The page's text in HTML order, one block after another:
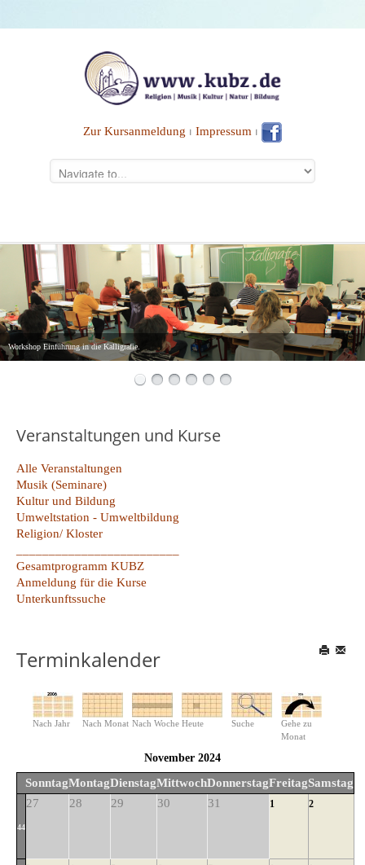
Zur Kursanmeldung ⏐ Impressum ⏐
Workshop Einführung in die Kalligrafie.
Veranstaltungen und Kurse
Alle Veranstaltungen
Musik (Seminare)
Kultur und Bildung
Umweltstation - Umweltbildung
Religion/ Kloster
Gesamtprogramm KUBZ
Anmeldung für die Kurse
Unterkunftssuche
Terminkalender
Nach Jahr Nach Monat Nach Woche Heute Suche
Gehe zu
Monat
November 2024
SonntagMontagDienstagMittwochDonnerstagFreitagSamstag
44
27 28 29 30 31 1 2